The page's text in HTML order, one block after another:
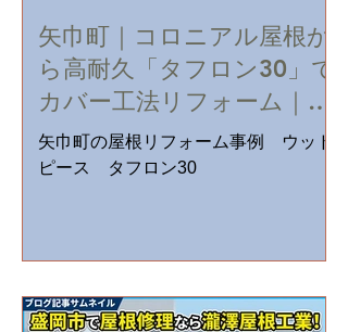
矢巾町｜コロニアル屋根か
ら高耐久「タフロン30」で
カバー工法リフォーム｜雪
止め・雨どいも同時交換
矢巾町の屋根リフォーム事例 ウッド
ピース タフロン30